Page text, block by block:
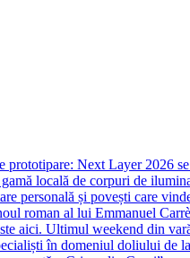
prototipare: Next Layer 2026
locală de corpuri de
personală și povești care
roman al lui Emmanuel
aici. Ultimul weekend din
în domeniul doliului de